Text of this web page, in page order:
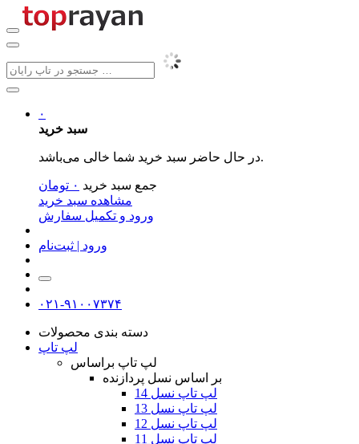
۰
سبد خرید
در حال حاضر سبد خرید شما خالی می‌باشد.
جمع سبد خرید ۰ تومان
مشاهده سبد خرید
ورود و تکمیل سفارش
ورود | ثبت‌نام
۰۲۱-۹۱۰۰۷۳۷۴
دسته بندی محصولات
لپ تاپ
لپ تاپ براساس
بر اساس نسل پردازنده
لپ تاپ نسل 14
لپ تاپ نسل 13
لپ تاپ نسل 12
لپ تاپ نسل 11